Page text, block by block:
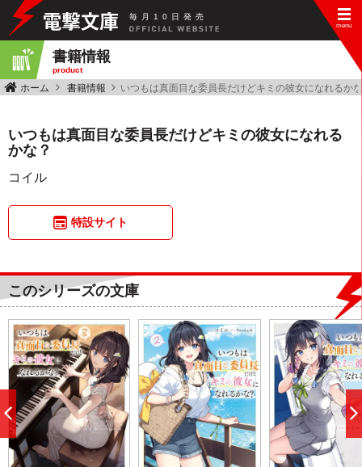
毎 月 10 日 発 売
書籍情報
product
ホーム 書籍情報 いつもは真面目な委員長だけどキミの彼女になれるか
いつもは真面目な委員長だけどキミの彼女になれる
かな？
コイル
特設サイト
このシリーズの文庫
前
へ